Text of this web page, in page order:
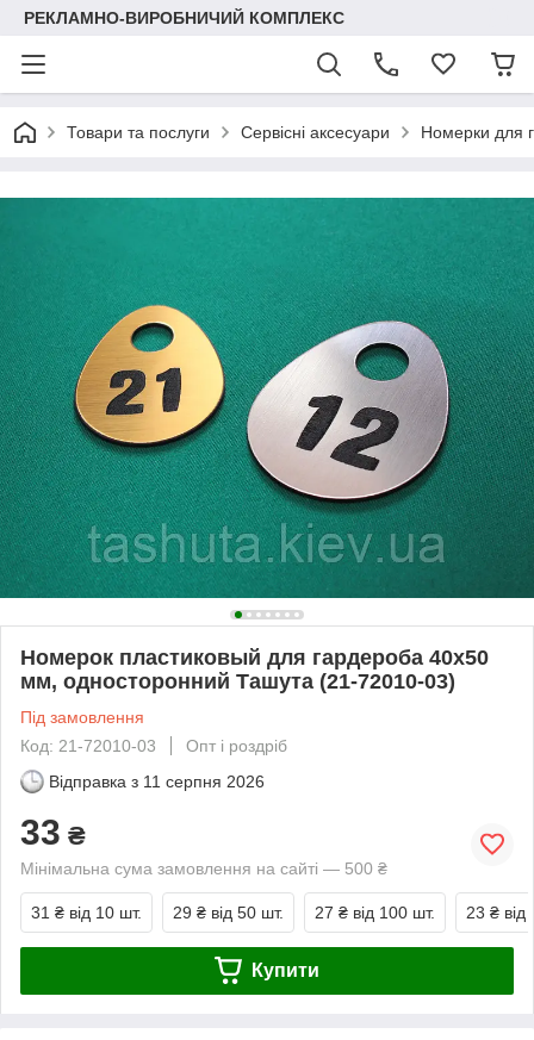
РЕКЛАМНО-ВИРОБНИЧИЙ КОМПЛЕКС
Товари та послуги Сервісні аксесуари Номерки для
Номерок пластиковый для гардероба 40х50
мм, односторонний Ташута (21-72010-03)
Під замовлення
Код: 21-72010-03
Опт і роздріб
Відправка з 11 серпня 2026
33 ₴
Мінімальна сума замовлення на сайті — 500 ₴
31 ₴ від 10 шт. 29 ₴ від 50 шт. 27 ₴ від 100 шт. 23 ₴
Купити